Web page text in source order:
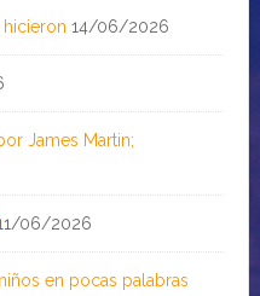
hicieron 14/06/2026
James Martin;
06/2026
en pocas palabras